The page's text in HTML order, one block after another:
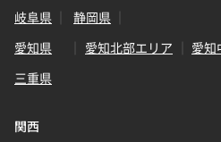
岐阜県
静岡県
愛知県
愛知北部エリア 愛知
三重県
関西